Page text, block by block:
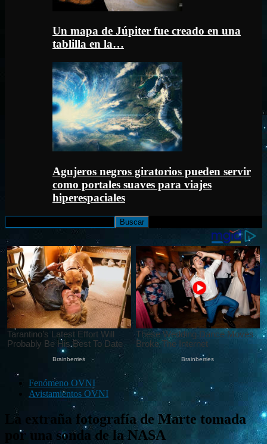
Un mapa de Júpiter fue creado en una
tablilla en la…
Agujeros negros giratorios pueden servir
como portales suaves para viajes
hiperespaciales
Fenómeno OVNI
Avistamientos OVNI
La extraña fotografía de Marte tomada
por una sonda de la NASA